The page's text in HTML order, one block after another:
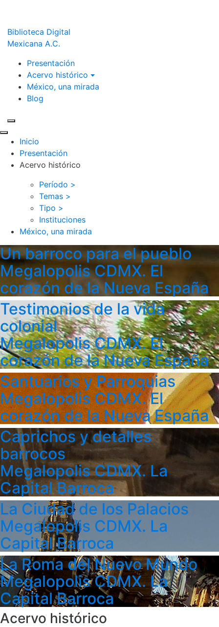
Biblioteca Digital
Mexicana A.C.
Presentación
Acervo histórico
México, una mirada
Blog
Inicio
Presentación
Acervo histórico
Período >
Temas >
Tipo >
Instituciones
México, una mirada
Un barroco para el pueblo
Megalopolis CDMX. El
corazón de la Nueva España
Testimonios de la vida
colonial
Megalopolis CDMX. El
corazón de la Nueva España
Santuarios y Parroquias
Megalopolis CDMX. El
corazón de la Nueva España
Caprichos y detalles
barrocos
Megalopolis CDMX. La
Capital Barroca
La Ciudad de los Palacios
Megalopolis CDMX. La
Capital Barroca
La Roma del Nuevo Mundo
Megalopolis CDMX. La
Capital Barroca
Acervo histórico